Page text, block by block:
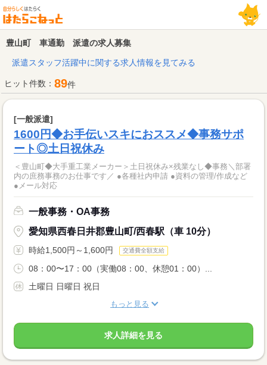
豊山町 車通勤 派遣の求人募集
派遣スタッフ活躍中に関する求人情報を見てみる
ヒット件数： 89件
[一般派遣]
1600円◆お手伝いスキにおススメ◆事務サポ
ート◎土日祝休み
＜豊山町◆大手重工業メーカー＞土日祝休み×残業なし◆事務＼部署
内の庶務事務のお仕事です／ ●各種社内申請 ●資料の管理/作成など
●メール対応
一般事務・OA事務
愛知県西春日井郡豊山町/西春駅（車 10分）
時給1,500円～1,600円 交通費全額支給
08：00〜17：00（実働08：00、休憩01：00）...
土曜日 日曜日 祝日
もっと見る
求人詳細を見る